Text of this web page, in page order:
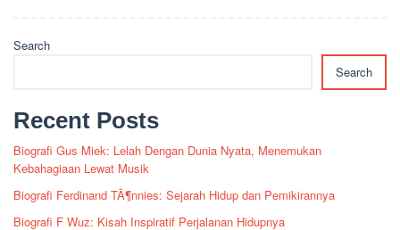
Search
Search
Recent Posts
Biografi Gus Miek: Lelah Dengan Dunia Nyata, Menemukan
Kebahagiaan Lewat Musik
Biografi Ferdinand TÃ¶nnies: Sejarah Hidup dan Pemikirannya
Biografi F Wuz: Kisah Inspiratif Perjalanan Hidupnya